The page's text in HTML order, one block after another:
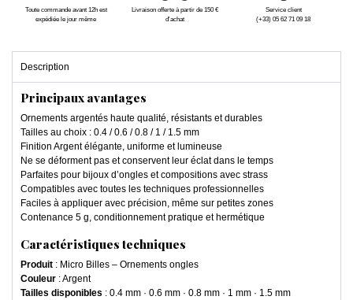
Toute commande avant 12h est
expédiée le jour même
Livraison offerte à partir de 150 €
d'achat
Service client
(+33) 05 62 71 09 18
Description
Principaux avantages
Ornements argentés haute qualité, résistants et durables
Tailles au choix : 0.4 / 0.6 / 0.8 / 1 / 1.5 mm
Finition Argent élégante, uniforme et lumineuse
Ne se déforment pas et conservent leur éclat dans le temps
Parfaites pour bijoux d’ongles et compositions avec strass
Compatibles avec toutes les techniques professionnelles
Faciles à appliquer avec précision, même sur petites zones
Contenance 5 g, conditionnement pratique et hermétique
Caractéristiques techniques
Produit : Micro Billes – Ornements ongles
Couleur : Argent
Tailles disponibles : 0.4 mm · 0.6 mm · 0.8 mm · 1 mm · 1.5 mm